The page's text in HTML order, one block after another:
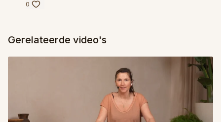
0
Gerelateerde video's